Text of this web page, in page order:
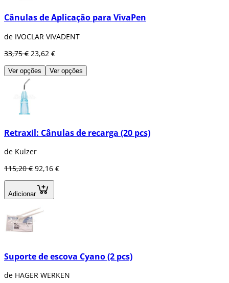
Cânulas de Aplicação para VivaPen
de IVOCLAR VIVADENT
33,75 € 23,62 €
Ver opções Ver opções
Retraxil: Cânulas de recarga (20 pcs)
de Kulzer
115,20 € 92,16 €
Adicionar
Suporte de escova Cyano (2 pcs)
de HAGER WERKEN